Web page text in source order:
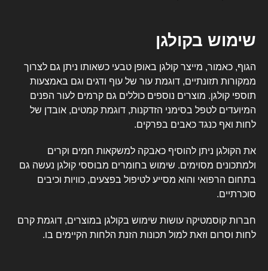
שימוש בקולגן
הגוף, כאמור, מייצר קולגן באופן טבעי כשאותו ניתן גם לצרוך
ממקורות תזונתיים, דוגמת עור של עוף ודגים וגם באמצעות
תוספי קולגן. מוצרים נוספים כוללים גם קרמים לעור הפנים
המיועדים לטפל בסימני הזדקנות, דוגמת קמטים, אובדן של
לחות ואף כנגד כאבים בפרקים.
את הקולגן ניתן להוסיף כאבקה למשקאות חמים וקרים
ולמתכונים מסוימים. שימוש בחומרים מבוססי קולגן נעשה גם
בתחום הרפואי והוא מסייע לטיפול בפצעים, כוויות וכיבים
סוכרתיים.
חברות קוסמטיקה עושות שימוש בקולגן במוצרים, דוגמת קרם
לחות וסרום וזאת למול תכונות הזנת הלחות הקיימים בו.